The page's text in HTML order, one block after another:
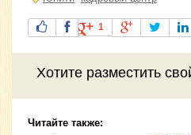
1
Хотите разместить
Читайте также: